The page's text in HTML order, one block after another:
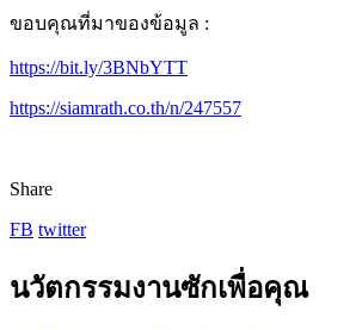
ขอบคุณที่มาของข้อมูล :
https://bit.ly/3BNbYTT
https://siamrath.co.th/n/247557
Share
FB twitter
นวัตกรรมงานซักเพื่อคุณ